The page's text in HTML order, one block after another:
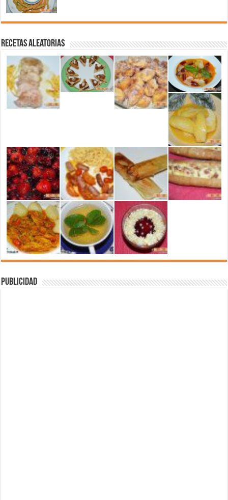
Recetas aleatorias
Publicidad